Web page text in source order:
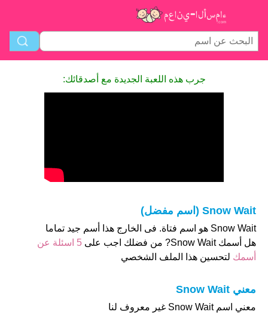
جرب هذه اللعبة الجديدة مع أصدقائك:
Snow Wait (اسم مفضل)
Snow Wait هو اسم فتاة. فى الخارج هذا أسم جيد تماما
هل أسمك Snow Wait? من فضلك اجب على
5 اسئلة عن
أسمك لتحسين هذا الملف الشخصي
معني Snow Wait
معني اسم Snow Wait غير معروف لنا